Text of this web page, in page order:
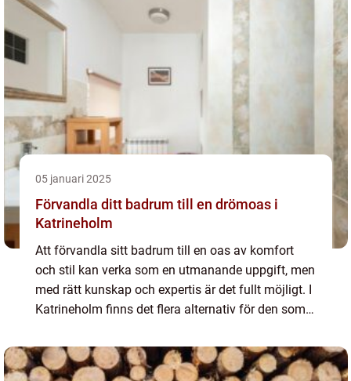
05 januari 2025
Förvandla ditt badrum till en drömoas i
Katrineholm
Att förvandla sitt badrum till en oas av komfort
och stil kan verka som en utmanande uppgift, men
med rätt kunskap och expertis är det fullt möjligt. I
Katrineholm finns det flera alternativ för den som